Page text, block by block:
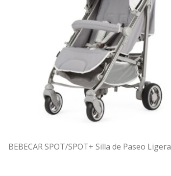
BEBECAR SPOT/SPOT+ Silla de Paseo Ligera